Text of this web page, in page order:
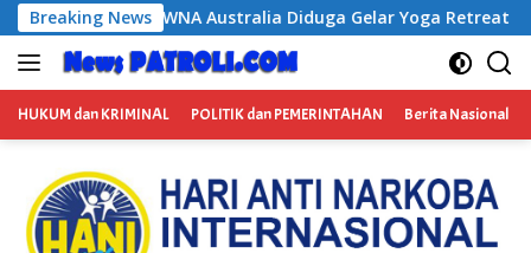
Langsung
ke
konten
Breaking News
Diduga Gelar Yoga Retreat dan Menjadi Instruktur
HUKUM dan KRIMINAL POLITIK dan PEMERINTAHAN Berita Nasional